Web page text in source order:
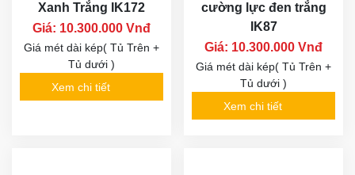
Xanh Trắng IK172
Giá: 10.300.000 Vnđ
Giá mét dài kép( Tủ Trên +
Tủ dưới )
Xem chi tiết
cường lực đen trắng
IK87
Giá: 10.300.000 Vnđ
Giá mét dài kép( Tủ Trên +
Tủ dưới )
Xem chi tiết